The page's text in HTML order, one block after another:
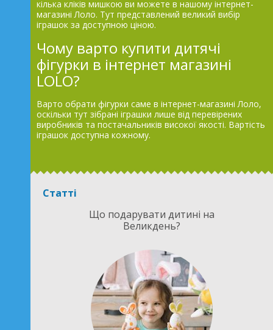
кілька кліків мишкою ви можете в нашому інтернет-
магазині Лоло. Тут представлений великий вибір
іграшок за доступною ціною.
Чому варто купити дитячі
фігурки в інтернет магазині
LOLO?
Варто обрати фігурки саме в інтернет-магазині Лоло,
оскільки тут зібрані іграшки лише від перевірених
виробників та постачальників високої якості. Вартість
іграшок доступна кожному.
Статті
Що подарувати дитині на
Великдень?